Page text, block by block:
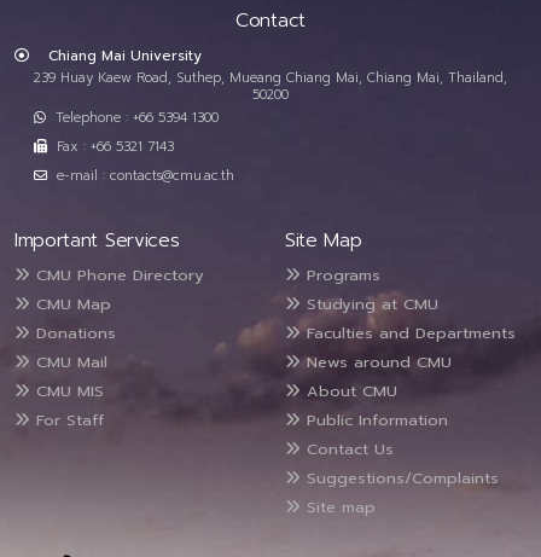
Contact
Chiang Mai University
239 Huay Kaew Road, Suthep, Mueang Chiang Mai, Chiang Mai, Thailand,
50200
Telephone : +66 5394 1300
Fax : +66 5321 7143
e-mail : contacts@cmu.ac.th
Important Services
CMU Phone Directory
CMU Map
Donations
CMU Mail
CMU MIS
For Staff
Site Map
Programs
Studying at CMU
Faculties and Departments
News around CMU
About CMU
Public Information
Contact Us
Suggestions/Complaints
Site map